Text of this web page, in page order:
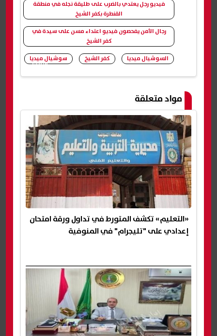
شارك
فيديو رجل يعتدي بالضرب على طليقة نجله في منطقة
القنطرة بكفر الشيخ
رجال الأمن يفحصون فيديو اعتداء مسن على سيدة في
كفر الشيخ
السوشيال ميديا
كفر الشيخ سوشيال ميديا
مواد متعلقة
«التعليم» تكشف المتورط في تداول ورقة امتحان
إعدادي على "تليجرام" في المنوفية